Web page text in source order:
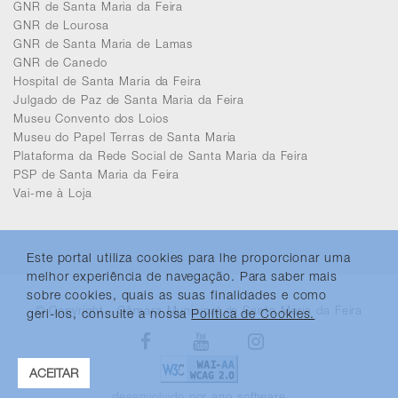
Este portal utiliza cookies para lhe proporcionar uma
melhor experiência de navegação. Para saber mais
sobre cookies, quais as suas finalidades e como
geri-los, consulte a nossa Política de Cookies.
ACEITAR
GNR de Santa Maria da Feira
GNR de Lourosa
GNR de Santa Maria de Lamas
GNR de Canedo
Hospital de Santa Maria da Feira
Julgado de Paz de Santa Maria da Feira
Museu Convento dos Loios
Museu do Papel Terras de Santa Maria
Plataforma da Rede Social de Santa Maria da Feira
PSP de Santa Maria da Feira
Vai-me à Loja
© Copyright - Câmara Municipal de Santa Maria da Feira
FacebookYoutube